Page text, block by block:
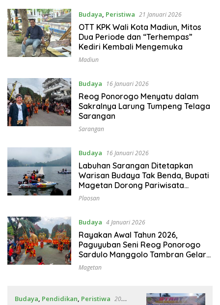
Budaya, Peristiwa 21 Januari 2026
OTT KPK Wali Kota Madiun, Mitos
Dua Periode dan “Terhempas”
Kediri Kembali Mengemuka
Madiun
Budaya 16 Januari 2026
Reog Ponorogo Menyatu dalam
Sakralnya Larung Tumpeng Telaga
Sarangan
Sarangan
Budaya 16 Januari 2026
Labuhan Sarangan Ditetapkan
Warisan Budaya Tak Benda, Bupati
Magetan Dorong Pariwisata
Berkelanjutan
Plaosan
Budaya 4 Januari 2026
Rayakan Awal Tahun 2026,
Paguyuban Seni Reog Ponorogo
Sardulo Manggolo Tambran Gelar
Kirab Budaya
Magetan
Budaya, Pendidikan, Peristiwa 20